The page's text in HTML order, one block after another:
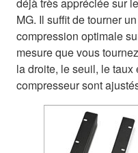
déjà très appréciée sur
MG. Il suffit de tourner
compression optimale
mesure que vous
la droite, le seuil, le
compresseur sont